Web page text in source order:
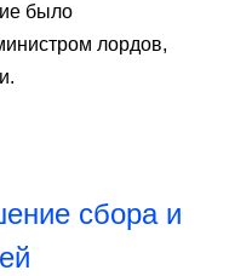
было
лордов,
сбора и